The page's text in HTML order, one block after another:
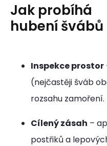
Jak probíhá
hubení švábů
Inspekce prostor
(nejčastěji šváb
rozsahu zamoření.
Cílený zásah –
postřiků a